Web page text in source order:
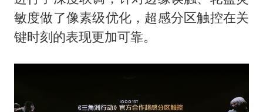
敏度做了像素级优化，超感分区触控在关
键时刻的表现更加可靠。